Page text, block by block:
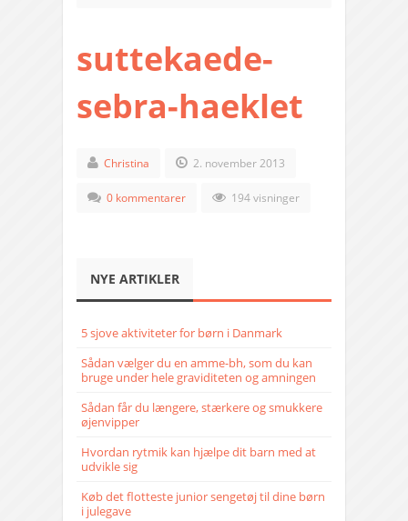
suttekaede-
sebra-haeklet
Christina 2. november 2013
0 kommentarer 194 visninger
NYE ARTIKLER
5 sjove aktiviteter for børn i Danmark
Sådan vælger du en amme-bh, som du kan
bruge under hele graviditeten og amningen
Sådan får du længere, stærkere og smukkere
øjenvipper
Hvordan rytmik kan hjælpe dit barn med at
udvikle sig
Køb det flotteste junior sengetøj til dine børn
i julegave